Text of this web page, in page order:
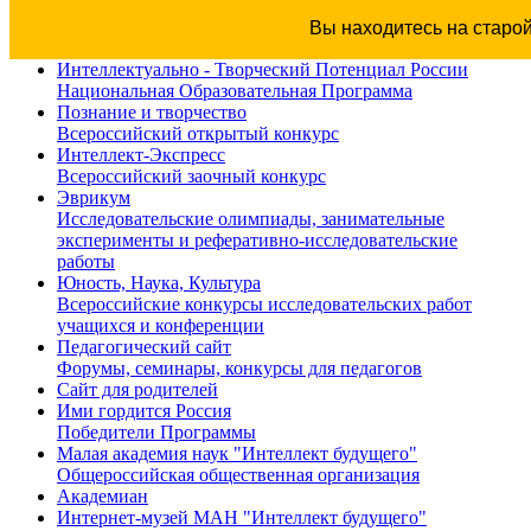
Вы находитесь на
Интеллектуально - Творческий Потенциал России
Национальная Образовательная Программа
Познание и творчество
Всероссийский открытый конкурс
Интеллект-Экспресс
Всероссийский заочный конкурс
Эврикум
Исследовательские олимпиады, занимательные
эксперименты и реферативно-исследовательские
работы
Юность, Наука, Культура
Всероссийские конкурсы исследовательских работ
учащихся и конференции
Педагогический сайт
Форумы, семинары, конкурсы для педагогов
Сайт для родителей
Ими гордится Россия
Победители Программы
Малая академия наук "Интеллект будущего"
Общероссийская общественная организация
Академиан
Интернет-музей МАН "Интеллект будущего"